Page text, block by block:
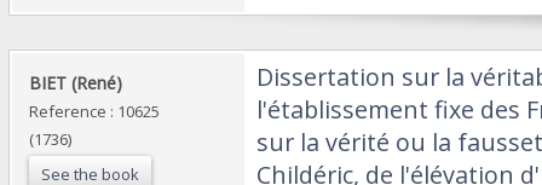
‎BIET (René)‎
Reference : 10625
(1736)
See the book
‎Dissertation sur la
l'établissement fixe des
sur la vérité ou la
Childéric, de l'élévation